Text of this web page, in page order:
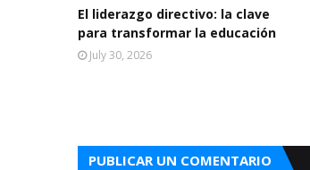
El liderazgo directivo: la clave
para transformar la educación
July 30, 2026
PUBLICAR UN COMENTARIO